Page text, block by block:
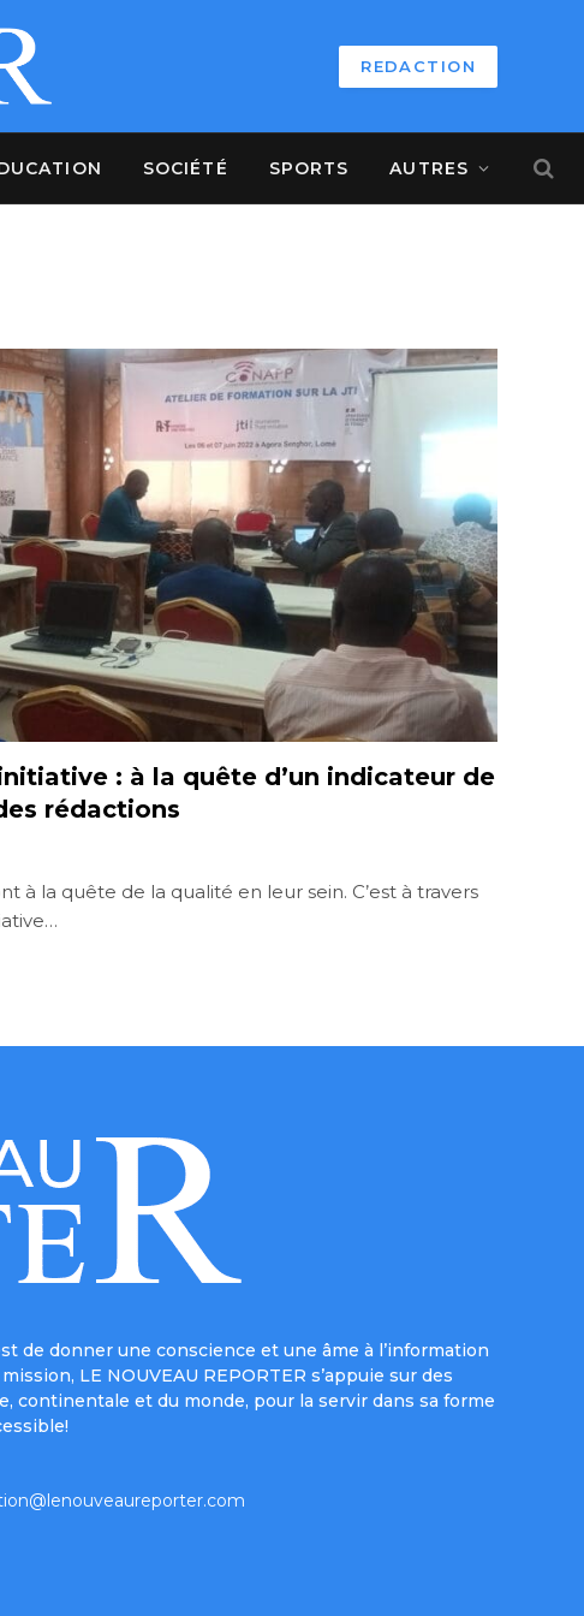
REDACTION
SOCIÉTÉ SPORTS AUTRES
: à la quête d’un indicateur de
rédactions
à la quête de la qualité en leur sein. C’est à travers
de donner une conscience et une âme à l’information
LE NOUVEAU REPORTER s’appuie sur des
continentale et du monde, pour la servir dans sa forme